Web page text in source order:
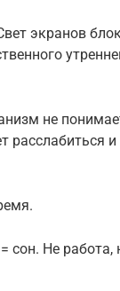
экранов
не
расслабиться и
сон. Не работа,